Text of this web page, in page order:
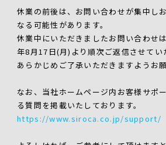
休業の前後は、お問い合わせが集中し
なる可能性があります。
休業中にいただきましたお問い合わせ
年8月17日(月)より順次ご返信させてい
あらかじめご了承いただきますようお
なお、当社ホームページ内お客様サポ
る質問を掲載いたしております。
https://www.siroca.co.jp/support/